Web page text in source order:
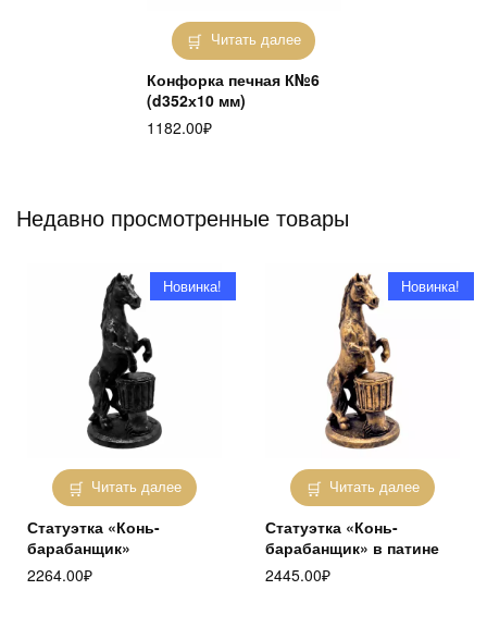
Читать далее
Конфорка печная К№6
(d352х10 мм)
1182.00₽
Недавно просмотренные товары
Читать далее
Новинка!
Статуэтка «Конь-
барабанщик»
2264.00₽
Читать далее
Новинка!
Статуэтка «Конь-
барабанщик» в патине
2445.00₽